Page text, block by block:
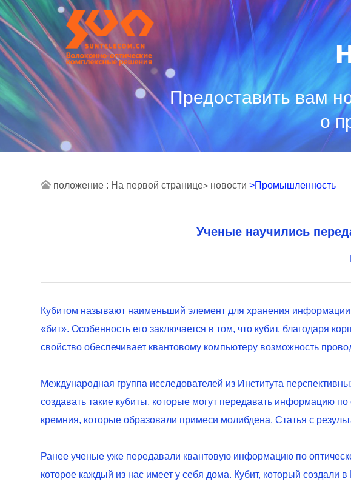
Предоставить вам
о
положение : На первой странице> новости >Промышленность
Ученые научились
Кубитом называют наименьший элемент для хранения
«бит». Особенность его заключается в том, что кубит, благодаря
свойство обеспечивает квантовому компьютеру возможность
Международная группа исследователей из Института
создавать такие кубиты, которые могут передавать информацию
кремния, которые образовали примеси молибдена. Статья с
Ранее ученые уже передавали квантовую информацию по
которое каждый из нас имеет у себя дома. Кубит, который